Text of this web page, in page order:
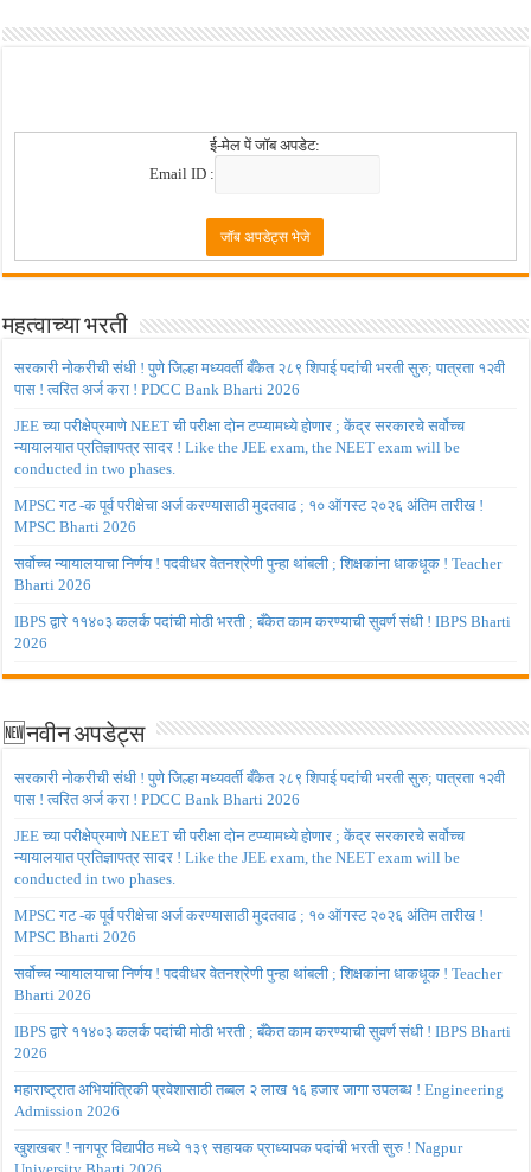
ई-मेल पें जॉब अपडेट:
Email ID :
महत्वाच्या भरती
सरकारी नोकरीची संधी ! पुणे जिल्हा मध्यवर्ती बँकेत २८९ शिपाई पदांची भरती सुरु; पात्रता १२वी
पास ! त्वरित अर्ज करा ! PDCC Bank Bharti 2026
JEE च्या परीक्षेप्रमाणे NEET ची परीक्षा दोन टप्प्यामध्ये होणार ; केंद्र सरकारचे सर्वोच्च
न्यायालयात प्रतिज्ञापत्र सादर ! Like the JEE exam, the NEET exam will be
conducted in two phases.
MPSC गट -क पूर्व परीक्षेचा अर्ज करण्यासाठी मुदतवाढ ; १० ऑगस्ट २०२६ अंतिम तारीख !
MPSC Bharti 2026
सर्वोच्च न्यायालयाचा निर्णय ! पदवीधर वेतनश्रेणी पुन्हा थांबली ; शिक्षकांना धाकधूक ! Teacher
Bharti 2026
IBPS द्वारे ११४०३ कलर्क पदांची मोठी भरती ; बँकेत काम करण्याची सुवर्ण संधी ! IBPS Bharti
2026
🆕नवीन अपडेट्स
सरकारी नोकरीची संधी ! पुणे जिल्हा मध्यवर्ती बँकेत २८९ शिपाई पदांची भरती सुरु; पात्रता १२वी
पास ! त्वरित अर्ज करा ! PDCC Bank Bharti 2026
JEE च्या परीक्षेप्रमाणे NEET ची परीक्षा दोन टप्प्यामध्ये होणार ; केंद्र सरकारचे सर्वोच्च
न्यायालयात प्रतिज्ञापत्र सादर ! Like the JEE exam, the NEET exam will be
conducted in two phases.
MPSC गट -क पूर्व परीक्षेचा अर्ज करण्यासाठी मुदतवाढ ; १० ऑगस्ट २०२६ अंतिम तारीख !
MPSC Bharti 2026
सर्वोच्च न्यायालयाचा निर्णय ! पदवीधर वेतनश्रेणी पुन्हा थांबली ; शिक्षकांना धाकधूक ! Teacher
Bharti 2026
IBPS द्वारे ११४०३ कलर्क पदांची मोठी भरती ; बँकेत काम करण्याची सुवर्ण संधी ! IBPS Bharti
2026
महाराष्ट्रात अभियांत्रिकी प्रवेशासाठी तब्बल २ लाख १६ हजार जागा उपलब्ध ! Engineering
Admission 2026
खुशखबर ! नागपूर विद्यापीठ मध्ये १३९ सहायक प्राध्यापक पदांची भरती सुरु ! Nagpur